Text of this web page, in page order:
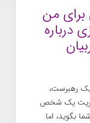
من
درباره
رهبرست،
یک شخص
بگوید، اما